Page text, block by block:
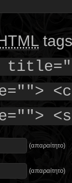
(απαραίτητο)
(απαραίτητο)